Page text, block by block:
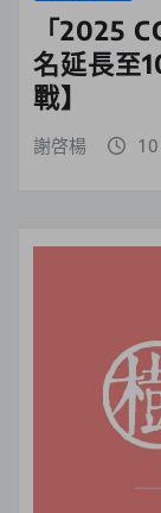
「2025
名延長至
戰】
謝啓楊